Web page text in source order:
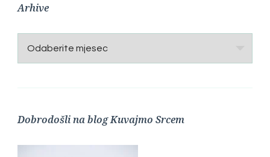
Arhive
Arhive
Dobrodošli na blog Kuvajmo Srcem